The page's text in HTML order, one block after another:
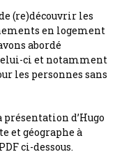
(re)découvrir les
en logement
abordé
ci et notamment
les personnes sans
d’Hugo
et géographe à
ci-dessous.